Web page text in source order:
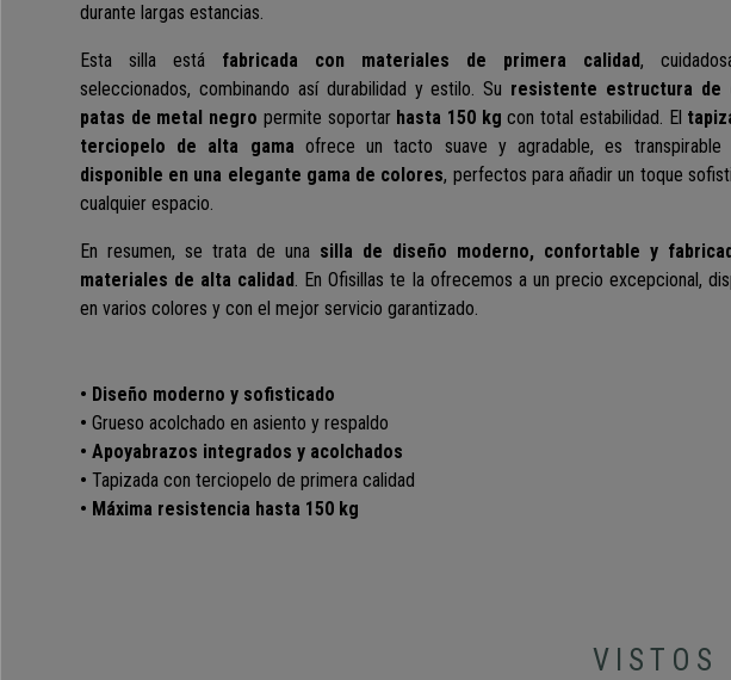
durante largas estancias.
Esta silla está fabricada con materiales de primera calidad,
seleccionados, combinando así durabilidad y estilo. Su resistente estructura de
patas de metal negro permite soportar hasta 150 kg con total estabilidad. El
terciopelo de alta gama ofrece un tacto suave y agradable, es
disponible en una elegante gama de colores, perfectos para añadir un toque
cualquier espacio.
En resumen, se trata de una silla de diseño moderno, confortable y
materiales de alta calidad . En Ofisillas te la ofrecemos a un precio excepcional,
en varios colores y con el mejor servicio garantizado.
• Diseño moderno y sofisticado
• Grueso acolchado en asiento y respaldo
• Apoyabrazos integrados y acolchados
• Tapizada con terciopelo de primera calidad
• Máxima resistencia hasta 150 kg
VISTOS